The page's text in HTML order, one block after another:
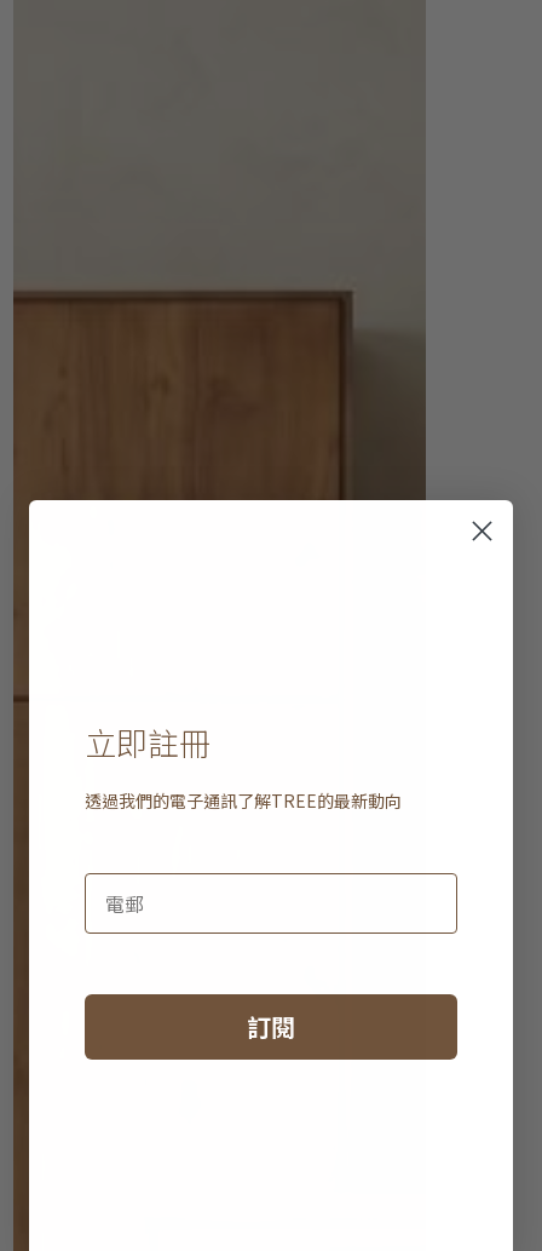
立即註冊
透過我們的電子通訊了解TREE的最新動向
訂閱